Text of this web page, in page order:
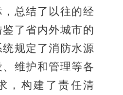
总结了以往的经
了省内外城市的
规定了消防水源
维护和管理等各
，构建了责任清